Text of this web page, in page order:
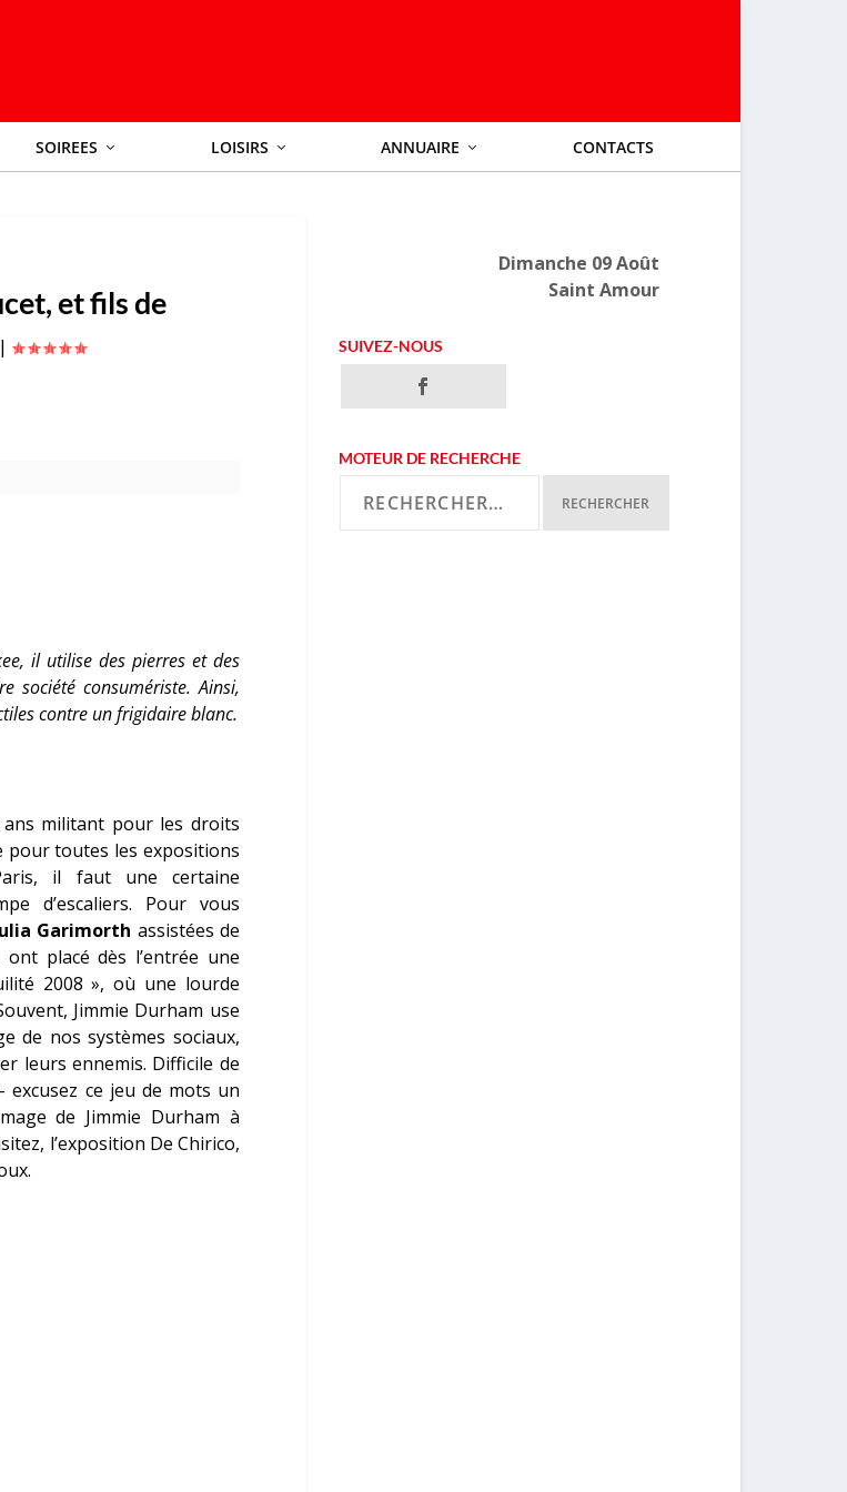
SOIREES LOISIRS ANNUAIRE CONTACTS
et fils de
|
il utilise des pierres et des
société consumériste. Ainsi,
contre un frigidaire blanc.
ans militant pour les droits
pour toutes les expositions
il faut une certaine
d’escaliers. Pour vous
Garimorth assistées de
ont placé dès l’entrée une
2008 », où une lourde
Jimmie Durham use
de nos systèmes sociaux,
leurs ennemis. Difficile de
ce jeu de mots un
de Jimmie Durham à
l’exposition De Chirico,
Dimanche 09 Août
Saint Amour
SUIVEZ-NOUS
MOTEUR DE RECHERCHE